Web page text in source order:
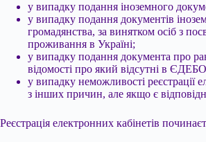
у випадку подання іноземного
у випадку подання документів
громадянства, за винятком осіб з
проживання в Україні;
у випадку подання документа про
відомості про який відсутні в
у випадку неможливості реєстрації
з інших причин, але якщо є
Реєстрація електронних кабінетів